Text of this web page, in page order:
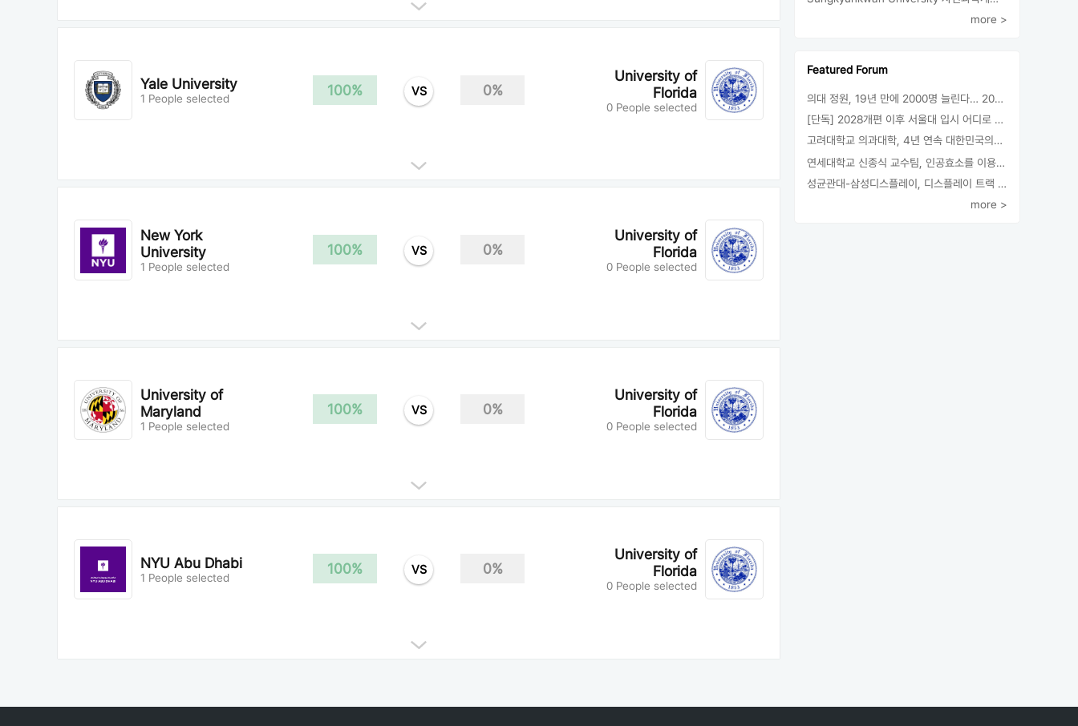
Yale University
1 People selected
100% VS 0%
University of
Florida
0 People selected
New York
University
1 People selected
100% VS 0%
University of
Florida
0 People selected
University of
Maryland
1 People selected
100% VS 0%
University of
Florida
0 People selected
NYU Abu Dhabi
1 People selected
100% VS 0%
University of
Florida
0 People selected
more >
Featured Forum
의대 정원, 19년 만에 2000명 늘린다… 2025년 입시부터 적용
[단독] 2028개편 이후 서울대 입시 어디로 갈까.. ‘정시40% 폐지 추진’
고려대학교 의과대학, 4년 연속 대한민국의학한림원 정회원 최다 배출 外
연세대학교 신종식 교수팀, 인공효소를 이용한 아민의 키랄전환 세계 최초로 성공
성균관대-삼성디스플레이, 디스플레이 트랙 운영 협약 체결
more >